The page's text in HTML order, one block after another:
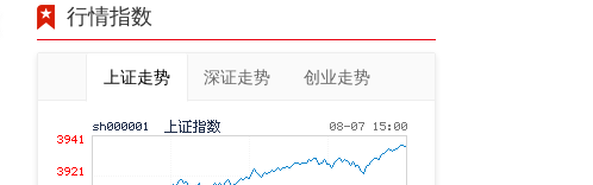
行情指数
上证走势 深证走势 创业走势